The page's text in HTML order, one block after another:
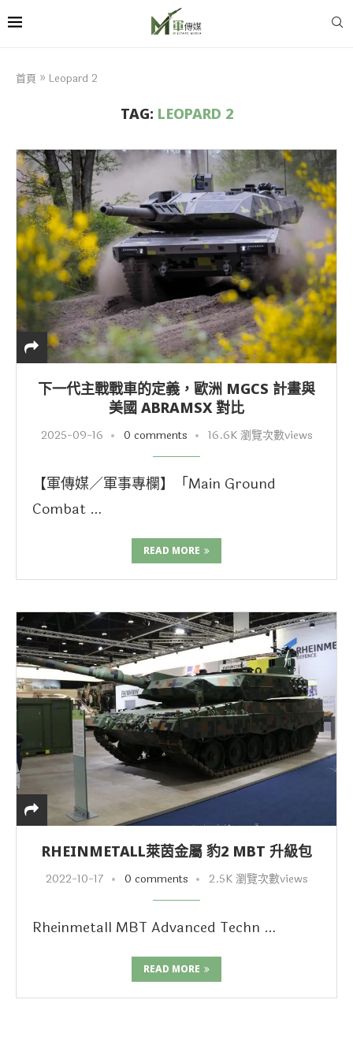
首頁 » Leopard 2
TAG: LEOPARD 2
下一代主戰戰車的定義，歐洲 MGCS 計畫與
美國 ABRAMSX 對比
2025-09-16 0 comments 16.6K 瀏覽次數views
【軍傳媒／軍事專欄】「Main Ground
Combat …
READ MORE
RHEINMETALL萊茵金屬 豹2 MBT 升級包
2022-10-17 0 comments 2.5K 瀏覽次數views
Rheinmetall MBT Advanced Techn …
READ MORE